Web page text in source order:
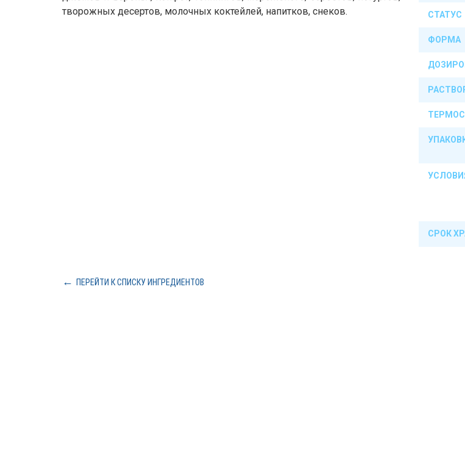
творожных десертов, молочных коктейлей, напитков, снеков.
СТАТУС
ФОРМА
СРОК
ПЕРЕЙТИ К СПИСКУ ИНГРЕДИЕНТОВ